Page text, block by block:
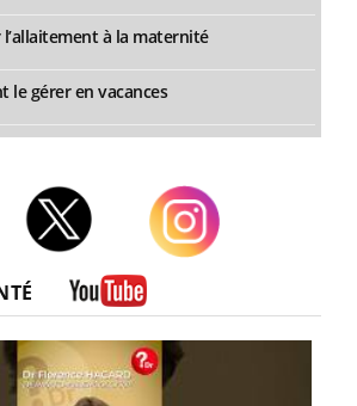
à la maternité
le gérer en vacances